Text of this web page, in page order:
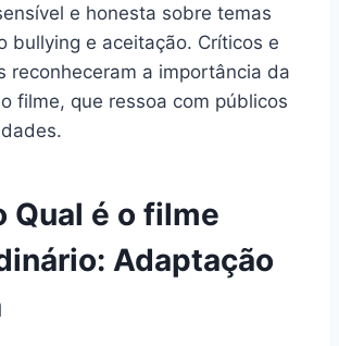
e honesta sobre temas
bullying e aceitação. Críticos e
reconheceram a importância da
filme, que ressoa com públicos
Qual é o filme
Adaptação